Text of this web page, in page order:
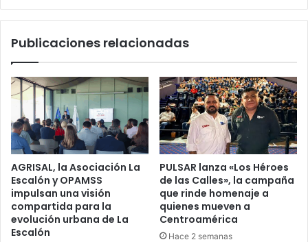
país
Publicaciones relacionadas
AGRISAL, la Asociación La
Escalón y OPAMSS
impulsan una visión
compartida para la
evolución urbana de La
Escalón
PULSAR lanza «Los Héroes
de las Calles», la campaña
que rinde homenaje a
quienes mueven a
Centroamérica
Hace 2 semanas